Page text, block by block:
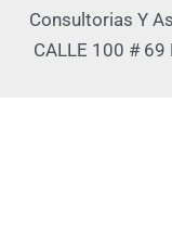
Consultorias Y
CALLE 100 #